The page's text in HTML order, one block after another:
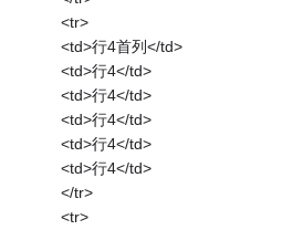
<tr>
<td>行4首列</td>
<td>行4</td>
<td>行4</td>
<td>行4</td>
<td>行4</td>
<td>行4</td>
</tr>
<tr>